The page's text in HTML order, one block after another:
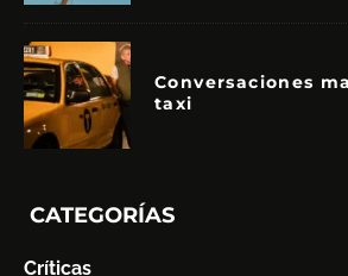
Conversaciones
taxi
CATEGORÍAS
Críticas